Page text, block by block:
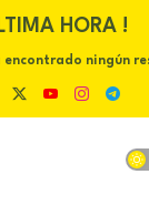
HORA !
encontrado ningún